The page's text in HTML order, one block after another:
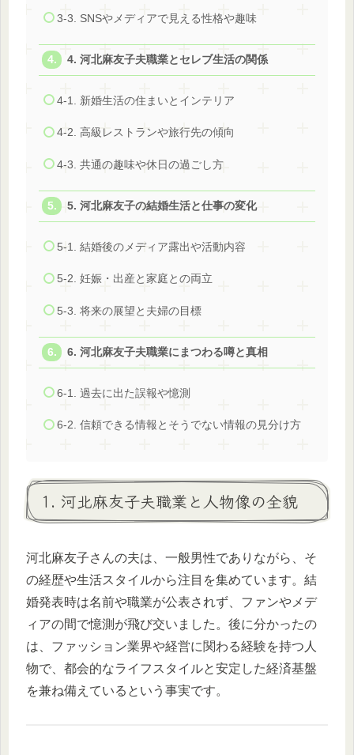
3-3. SNSやメディアで見える性格や趣味
4. 河北麻友子夫職業とセレブ生活の関係
4-1. 新婚生活の住まいとインテリア
4-2. 高級レストランや旅行先の傾向
4-3. 共通の趣味や休日の過ごし方
5. 河北麻友子の結婚生活と仕事の変化
5-1. 結婚後のメディア露出や活動内容
5-2. 妊娠・出産と家庭との両立
5-3. 将来の展望と夫婦の目標
6. 河北麻友子夫職業にまつわる噂と真相
6-1. 過去に出た誤報や憶測
6-2. 信頼できる情報とそうでない情報の見分け方
1. 河北麻友子夫職業と人物像の全貌
河北麻友子さんの夫は、一般男性でありながら、そ
の経歴や生活スタイルから注目を集めています。結
婚発表時は名前や職業が公表されず、ファンやメデ
ィアの間で憶測が飛び交いました。後に分かったの
は、ファッション業界や経営に関わる経験を持つ人
物で、都会的なライフスタイルと安定した経済基盤
を兼ね備えているという事実です。